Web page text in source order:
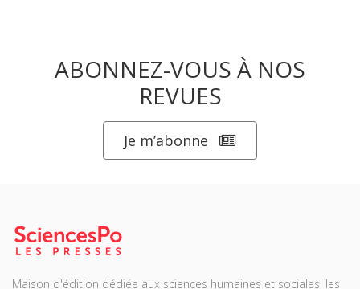
ABONNEZ-VOUS À NOS
REVUES
Je m’abonne
Maison d'édition dédiée aux sciences humaines et sociales, les